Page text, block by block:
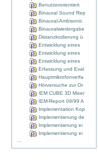
Benutzerorientiert
Binaural Sound Rep
Binaural-Ambisonic
Binauralwiedergabe
Distanzkodierung ü
Entwicklung eines
Entwicklung eines
Entwicklung eines
Erfassung und Eval
Hauptmikrofonverfa
Hörversuche zur Or
IEM CUBE 3D Mixer
IEM-Report 09/99 A
Implementation Kop
Implementierung de
Implementierung ei
Implementierung ei